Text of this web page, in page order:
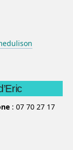
: 07 70 27 17